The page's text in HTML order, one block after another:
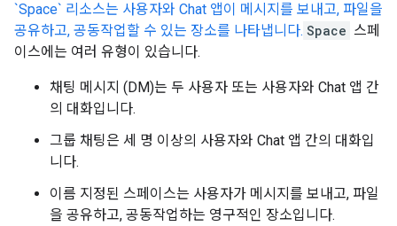
`Space` 리소스는 사용자와 Chat 앱이 메시지를 보내고, 파일을
공유하고, 공동작업할 수 있는 장소를 나타냅니다. Space 스페
이스에는 여러 유형이 있습니다.
채팅 메시지 (DM)는 두 사용자 또는 사용자와 Chat 앱 간
의 대화입니다.
그룹 채팅은 세 명 이상의 사용자와 Chat 앱 간의 대화입
니다.
이름 지정된 스페이스는 사용자가 메시지를 보내고, 파일
을 공유하고, 공동작업하는 영구적인 장소입니다.